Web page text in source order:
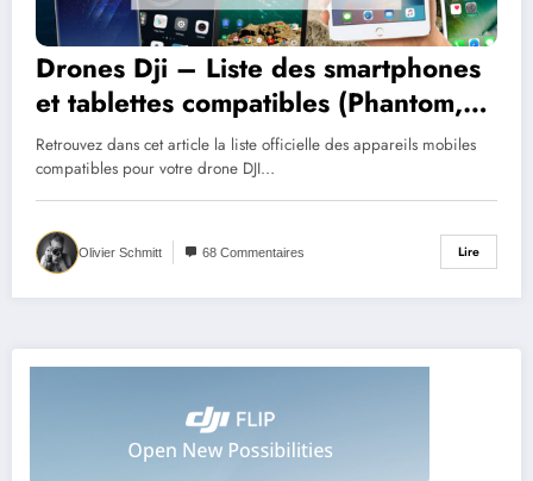
Drones Dji – Liste des smartphones
et tablettes compatibles (Phantom,
Mavic, Inspire)
Retrouvez dans cet article la liste officielle des appareils mobiles
compatibles pour votre drone DJI…
Olivier Schmitt 68 Commentaires Lire